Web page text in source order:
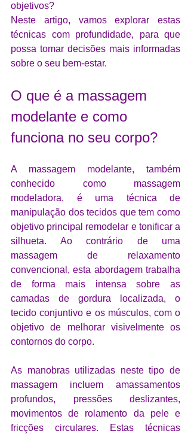
objetivos?
Neste artigo, vamos explorar estas
técnicas com profundidade, para que
possa tomar decisões mais informadas
sobre o seu bem-estar.
O que é a massagem
modelante e como
funciona no seu corpo?
A massagem modelante, também
conhecido como massagem
modeladora, é uma técnica de
manipulação dos tecidos que tem como
objetivo principal remodelar e tonificar a
silhueta. Ao contrário de uma
massagem de relaxamento
convencional, esta abordagem trabalha
de forma mais intensa sobre as
camadas de gordura localizada, o
tecido conjuntivo e os músculos, com o
objetivo de melhorar visivelmente os
contornos do corpo.
As manobras utilizadas neste tipo de
massagem incluem amassamentos
profundos, pressões deslizantes,
movimentos de rolamento da pele e
fricções circulares. Estas técnicas